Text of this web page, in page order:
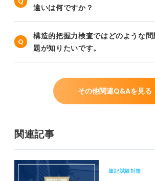
違いは何ですか？
構造的把握力検査ではどのような
題が知りたいです。
その他関連Q&Aを見る
関連記事
筆記試験対策